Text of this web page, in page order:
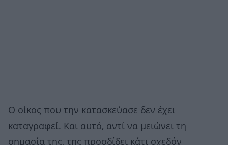
Ο οίκος που την κατασκεύασε δεν έχει
καταγραφεί. Και αυτό, αντί να μειώνει τη
σημασία της, της προσδίδει κάτι σχεδόν